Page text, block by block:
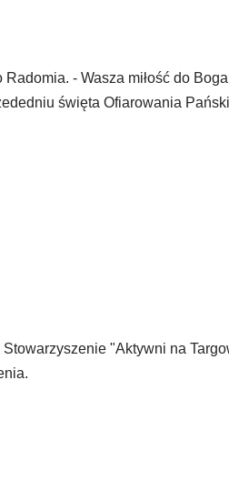
- Wasza miłość do
święta Ofiarowania
"Aktywni na